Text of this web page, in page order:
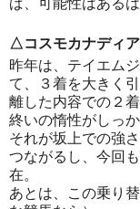
ば、可能性はあるは
△コスモカナディ
昨年は、テイエム
て、３着を大きく
離した内容での２着
終いの惰性がしっ
それが坂上での強
つながるし、今回
在。
あとは、この乗り